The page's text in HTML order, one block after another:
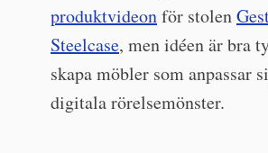
produktvideonför stolen
Steelcase, men idéen är bra
skapa möbler som anpassar
digitala rörelsemönster.